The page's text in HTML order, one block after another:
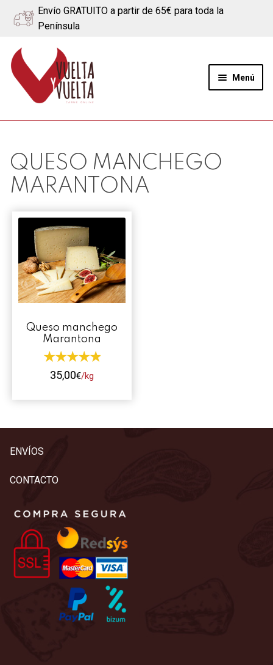
Envío GRATUITO a partir de 65€ para toda la
Península
Ir
a
navegación
Ir
al
contenido
Menú
Quiénes somos
Ternera
Cerdo
Quesos
Contacto
QUESO MANCHEGO
MARANTONA
Queso manchego
Marantona
35,00€/kg
Este
tiene
elegir
la
de
producto
ENVÍOS
CONTACTO